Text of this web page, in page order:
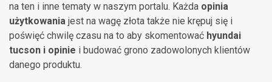
na ten i inne tematy w naszym portalu. Każda opinia
użytkowania jest na wagę złota także nie krępuj się i
poświęć chwilę czasu na to aby skomentować hyundai
tucson i opinie i budować grono zadowolonych klientów
danego produktu.